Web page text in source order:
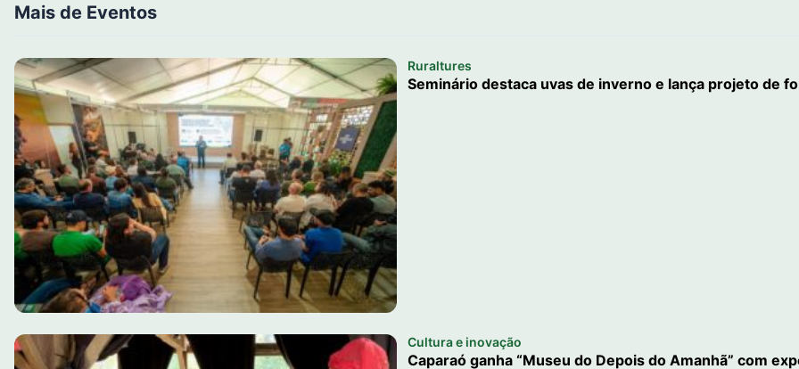
Mais de Eventos
Ruraltures
Seminário destaca uvas de inverno e lança projeto de
Cultura e inovação
Caparaó ganha “Museu do Depois do Amanhã” com